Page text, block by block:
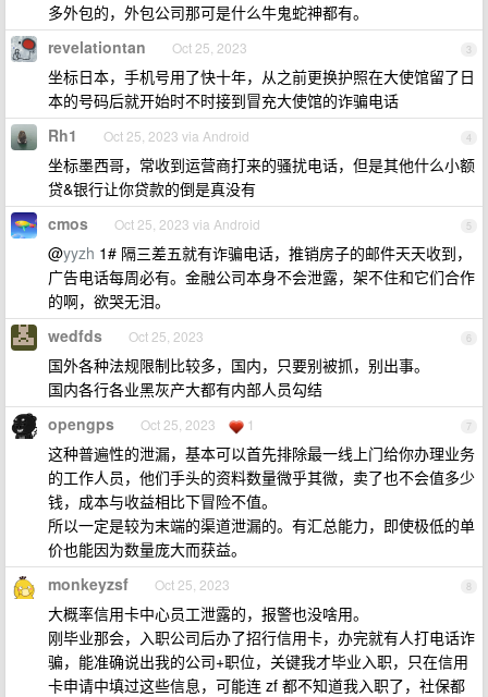
多外包的，外包公司那可是什么牛鬼蛇神都有。
3
revelationtan Oct 25, 2023
坐标日本，手机号用了快十年，从之前更换护照在大使馆留了日
本的号码后就开始时不时接到冒充大使馆的诈骗电话
4
Rh1 Oct 25, 2023 via Android
坐标墨西哥，常收到运营商打来的骚扰电话，但是其他什么小额
贷&银行让你贷款的倒是真没有
5
cmos Oct 25, 2023 via Android
@yyzh 1# 隔三差五就有诈骗电话，推销房子的邮件天天收到，
广告电话每周必有。金融公司本身不会泄露，架不住和它们合作
的啊，欲哭无泪。
6
wedfds Oct 25, 2023
国外各种法规限制比较多，国内，只要别被抓，别出事。
国内各行各业黑灰产大都有内部人员勾结
7
opengps Oct 25, 2023 1
这种普遍性的泄漏，基本可以首先排除最一线上门给你办理业务
的工作人员，他们手头的资料数量微乎其微，卖了也不会值多少
钱，成本与收益相比下冒险不值。
所以一定是较为末端的渠道泄漏的。有汇总能力，即使极低的单
价也能因为数量庞大而获益。
8
monkeyzsf Oct 25, 2023
大概率信用卡中心员工泄露的，报警也没啥用。
刚毕业那会，入职公司后办了招行信用卡，办完就有人打电话诈
骗，能准确说出我的公司+职位，关键我才毕业入职，只在信用
卡申请中填过这些信息，可能连 zf 都不知道我入职了，社保都